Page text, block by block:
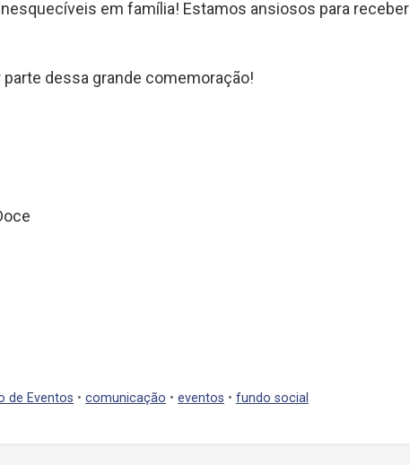
em família! Estamos ansiosos para receber
dessa grande comemoração!
de Eventos • comunicação • eventos • fundo social